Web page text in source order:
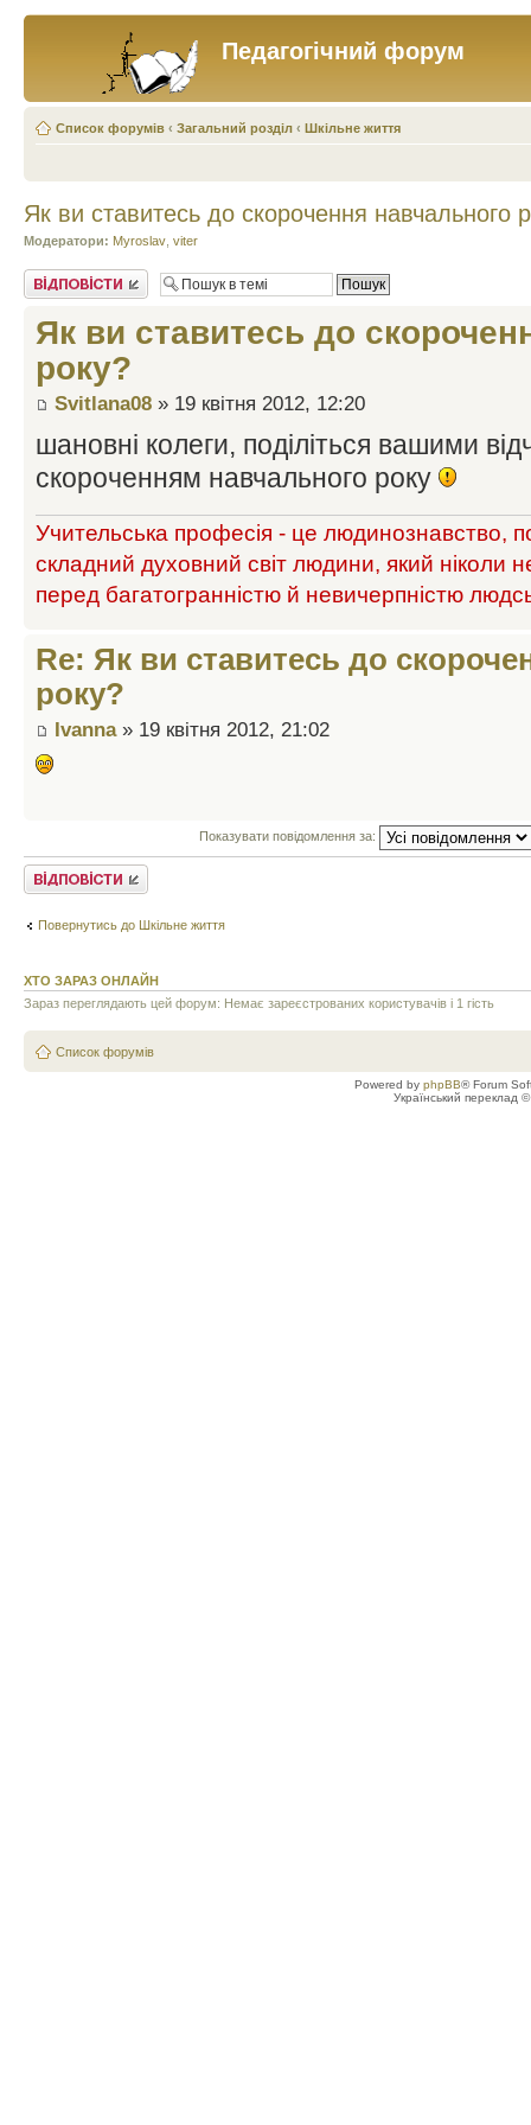
Педагогічний форум
Список форумів ‹ Загальний розділ ‹ Шкільне життя
Як ви ставитесь до скорочення навчального
Модератори: Myroslav viter
Відповісти
Як ви ставитесь до
року?
Svitlana08 » 19 квітня 2012, 12:20
шановні колеги, поділіться вашими
скороченням навчального року
Учительська професія - це людинознавство,
складний духовний світ людини, який ніколи
перед багатогранністю й невичерпністю
Re: Як ви ставитесь до
року?
Ivanna» 19 квітня 2012, 21:02
Показувати повідомлення за:
Відповісти
Повернутись до Шкільне життя
ХТО ЗАРАЗ ОНЛАЙН
Зараз переглядають цей форум: Немає зареєстрованих користувачів і 1 гість
Список форумів
Powered by phpBB® Forum
Український переклад